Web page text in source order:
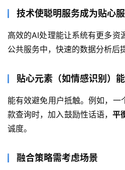
技术使聪明服务成为贴心
高效的AI处理能让系统有更多资
公共服务中，快速的数据分析后
贴心元素（如情感识别）
能有效避免用户抵触。例如，一
款查询时，加入鼓励性话语，平
诚度。
融合策略需考虑场景